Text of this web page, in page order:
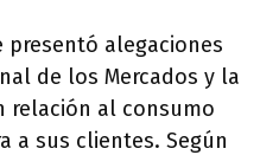
presentó alegaciones
de los Mercados y la
relación al consumo
a sus clientes. Según